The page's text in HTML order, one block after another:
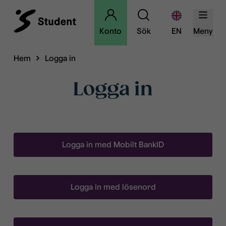
Konto Sök EN Meny
Hem Logga in
Logga in
Logga in med Mobilt BankID
Logga in med lösenord